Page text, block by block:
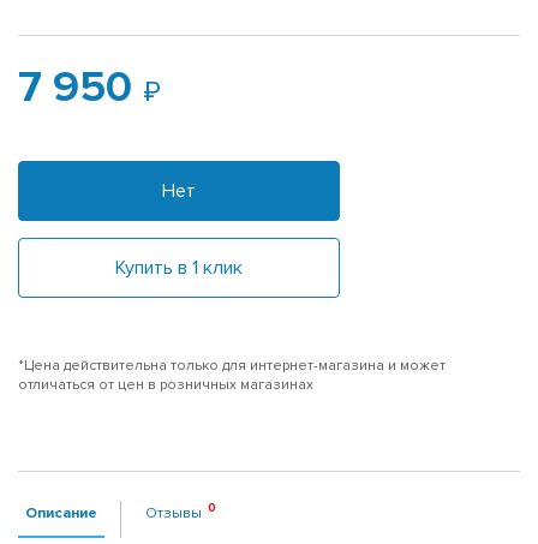
7 950
Нет
Купить в 1 клик
*Цена действительна только для интернет-магазина и может
отличаться от цен в розничных магазинах
Описание Отзывы